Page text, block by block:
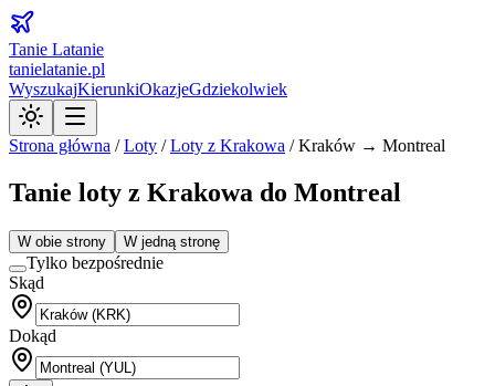
Tanie Latanie
tanielatanie.pl
WyszukajKierunkiOkazjeGdziekolwiek
Strona główna /Loty /Loty z Krakowa /Kraków → Montreal
Tanie loty z Krakowa do Montreal
W obie strony W jedną stronę
Tylko bezpośrednie
Skąd
Dokąd